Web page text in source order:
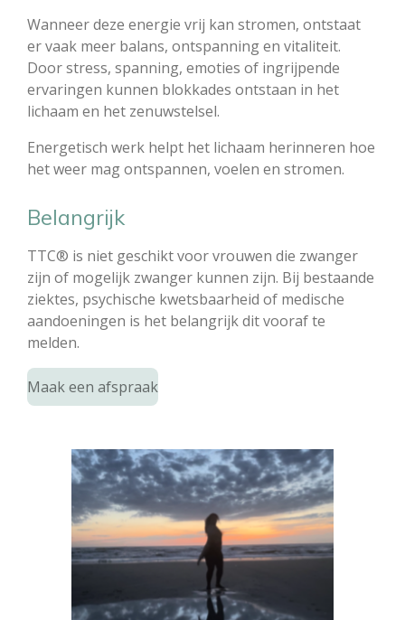
Wanneer deze energie vrij kan stromen, ontstaat
er vaak meer balans, ontspanning en vitaliteit.
Door stress, spanning, emoties of ingrijpende
ervaringen kunnen blokkades ontstaan in het
lichaam en het zenuwstelsel.
Energetisch werk helpt het lichaam herinneren hoe
het weer mag ontspannen, voelen en stromen.
Belangrijk
TTC® is niet geschikt voor vrouwen die zwanger
zijn of mogelijk zwanger kunnen zijn. Bij bestaande
ziektes, psychische kwetsbaarheid of medische
aandoeningen is het belangrijk dit vooraf te
melden.
Maak een afspraak